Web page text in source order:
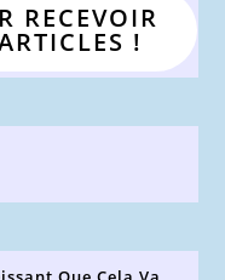
RECEVOIR
!